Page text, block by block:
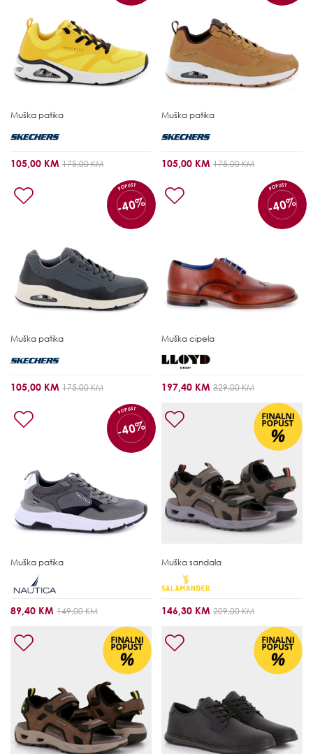
Muška patika
105,00 KM 175,00 KM
Muška patika
105,00 KM 175,00 KM
POPUST
-40%
Muška patika
105,00 KM 175,00 KM
POPUST
-40%
Muška cipela
197,40 KM 329,00 KM
POPUST
-40%
Muška patika
89,40 KM 149,00 KM
Muška sandala
146,30 KM 209,00 KM